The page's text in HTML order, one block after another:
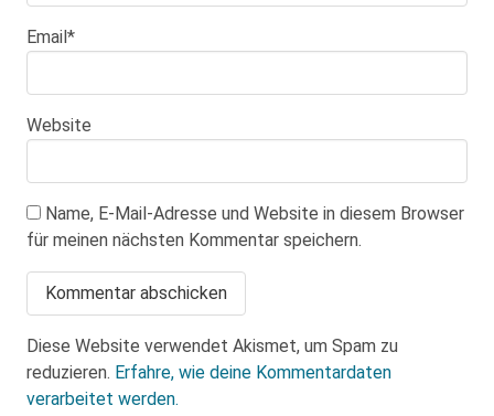
Email*
Website
Name, E-Mail-Adresse und Website in diesem Browser
für meinen nächsten Kommentar speichern.
Diese Website verwendet Akismet, um Spam zu
reduzieren. Erfahre, wie deine Kommentardaten
verarbeitet werden.